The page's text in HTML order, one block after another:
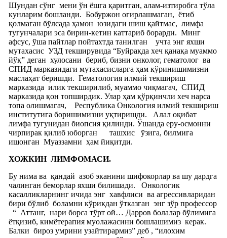
Шундан сўнг мени ўн ёшга қаритган, алам-изтиробга тўла
кунларим бошланди. Бобуржон огирлашмаган, ётиб
қолмаган бўлсада ҳамон юзидаги шиш қайтмас, лимфа
тугунчалари эса бирин-кетин каттариб борарди. Минг
афсус, ўша пайтлар пойтахтда танилган
учта энг яхши
мутахасис УЗД текширувида “Буйракда хеч қанақа муаммо
йўқ” деган хулосани бериб, бизни онколог, гематолог ва
СПИД марказидаги мутахасисларга ҳам кўринишимизни
маслаҳат беришди. Гематология илмий текшириш
марказида илик текширилиб, муаммо чиқмагач, СПИД
марказида қон топширдик. Улар ҳам қўрқинчли хеч нарса
топа олишмагач,
Республика Онкология илмий текшириш
институтига боришимизни уқтиришди.
Алал оқибат
лимфа тугунидан биопсия қилинди. Ўшанда еру-осмонни
чирпирак қилиб юборган
ташхис
ўзига, билмига
ишонган Муаззамни ҳам йиқитди.
ХОЖКИН ЛИМФОМАСИ.
Бу нима ва қандай азоб эканини шифокорлар ва шу дардга
чалинган беморлар яхши билишади.
Онкологик
касалликларнинг ичида энг хавфлиси ва агрессивларидан
бири бўлиб боламни кўрикдан ўтказган энг зўр профессор
“ Аттанг, нари борса тўрт ой… Дарров болалар бўлимига
ётқизиб, кимётерапия муолажасини бошлашимиз керак.
Балки бироз умрини узайтирармиз” деб , “илохим